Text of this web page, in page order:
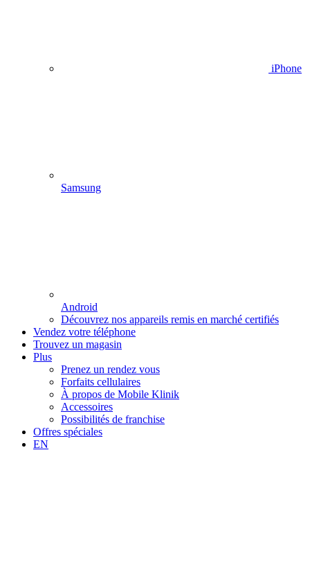
iPhone
Samsung
Android
Découvrez nos appareils remis en marché certifiés
Vendez votre téléphone
Trouvez un magasin
Plus
Prenez un rendez vous
Forfaits cellulaires
À propos de Mobile Klinik
Accessoires
Possibilités de franchise
Offres spéciales
EN